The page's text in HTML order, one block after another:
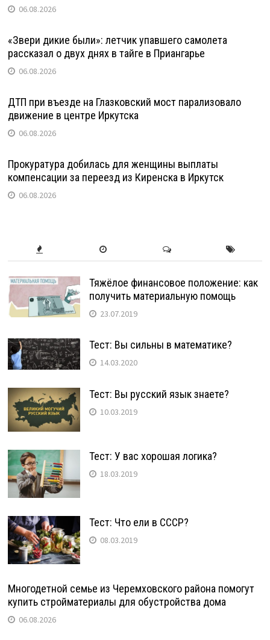
06.08.2026
«Звери дикие были»: летчик упавшего самолета
рассказал о двух днях в тайге в Приангарье
06.08.2026
ДТП при въезде на Глазковский мост парализовало
движение в центре Иркутска
06.08.2026
Прокуратура добилась для женщины выплаты
компенсации за переезд из Киренска в Иркутск
06.08.2026
Тяжёлое финансовое положение: как
получить материальную помощь
23.07.2019
Тест: Вы сильны в математике?
14.03.2020
Тест: Вы русский язык знаете?
10.03.2019
Тест: У вас хорошая логика?
18.03.2019
Тест: Что ели в СССР?
08.03.2019
Многодетной семье из Черемховского района помогут
купить стройматериалы для обустройства дома
06.08.2026